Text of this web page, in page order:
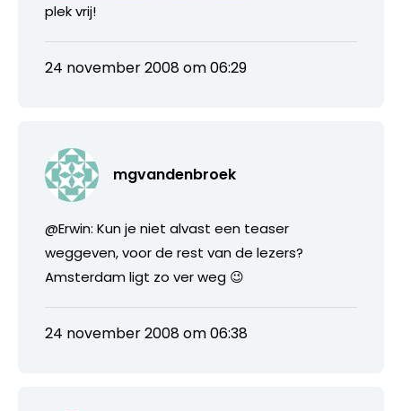
plek vrij!
24 november 2008 om 06:29
mgvandenbroek
@Erwin: Kun je niet alvast een teaser
weggeven, voor de rest van de lezers?
Amsterdam ligt zo ver weg 😉
24 november 2008 om 06:38